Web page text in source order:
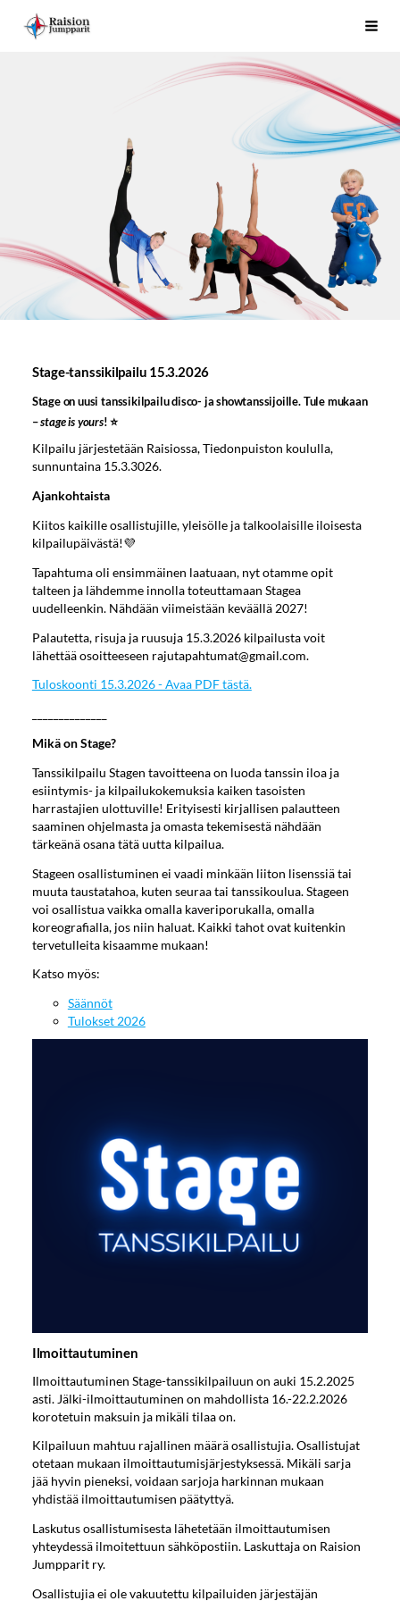
Siirry
sivun
Raision Jumpparit - Koko perheen liikuttaja Raisiossa
Stage-tanssikilpailu 15.3.2026
Stage on uusi tanssikilpailu disco- ja showtanssijoille. Tule mukaan
–stage is yours! ⭐
Kilpailu järjestetään Raisiossa, Tiedonpuiston koululla,
sunnuntaina 15.3.3026.
Ajankohtaista
Kiitos kaikille osallistujille, yleisölle ja talkoolaisille iloisesta
kilpailupäivästä!💜
Tapahtuma oli ensimmäinen laatuaan, nyt otamme opit
talteen ja lähdemme innolla toteuttamaan Stagea
uudelleenkin. Nähdään viimeistään keväällä 2027!
Palautetta, risuja ja ruusuja 15.3.2026 kilpailusta voit
lähettää osoitteeseen rajutapahtumat@gmail.com.
Tuloskoonti 15.3.2026 - Avaa PDF tästä.
Mikä on Stage?
Tanssikilpailu Stagen tavoitteena on luoda tanssin iloa ja
esiintymis- ja kilpailukokemuksia kaiken tasoisten
harrastajien ulottuville! Erityisesti kirjallisen palautteen
saaminen ohjelmasta ja omasta tekemisestä nähdään
tärkeänä osana tätä uutta kilpailua.
Stageen osallistuminen ei vaadi minkään liiton lisenssiä tai
muuta taustatahoa, kuten seuraa tai tanssikoulua. Stageen
voi osallistua vaikka omalla kaveriporukalla, omalla
koreografialla, jos niin haluat. Kaikki tahot ovat kuitenkin
tervetulleita kisaamme mukaan!
Katso myös:
Säännöt
Tulokset 2026
Ilmoittautuminen
Ilmoittautuminen Stage-tanssikilpailuun on auki 15.2.2025
asti. Jälki-ilmoittautuminen on mahdollista 16.-22.2.2026
korotetuin maksuin ja mikäli tilaa on.
Kilpailuun mahtuu rajallinen määrä osallistujia. Osallistujat
otetaan mukaan ilmoittautumisjärjestyksessä. Mikäli sarja
jää hyvin pieneksi, voidaan sarjoja harkinnan mukaan
yhdistää ilmoittautumisen päätyttyä.
Laskutus osallistumisesta lähetetään ilmoittautumisen
yhteydessä ilmoitettuun sähköpostiin. Laskuttaja on Raision
Jumpparit ry.
Osallistujia ei ole vakuutettu kilpailuiden järjestäjän